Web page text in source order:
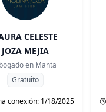
CELESTE
JOZA MEJIA
en Manta
Gratuito
conexión: 1/18/2025